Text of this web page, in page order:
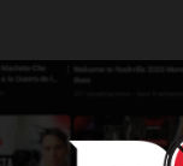
content